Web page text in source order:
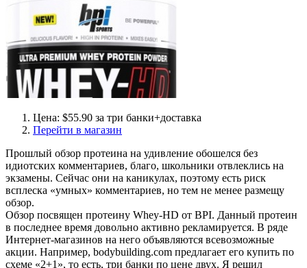
Цена: $55.90 за три банки+доставка
Перейти в магазин
Прошлый обзор протеина на удивление обошелся без
идиотских комментариев, благо, школьники отвлеклись на
экзамены. Сейчас они на каникулах, поэтому есть риск
всплеска «умных» комментариев, но тем не менее размещу
обзор.
Обзор посвящен протеину Whey-HD от BPI. Данный протеин
в последнее время довольно активно рекламируется. В ряде
Интернет-магазинов на него объявляются всевозможные
акции. Например, bodybuilding.com предлагает его купить по
схеме «2+1», то есть, три банки по цене двух. Я решил